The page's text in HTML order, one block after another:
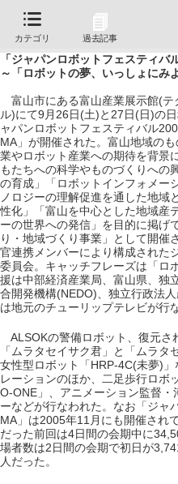
カテゴリ 過去記事
「ジャパンロボットフェスティ
～「ロボットの夢、いっしょにみ
富山市にある富山産業展示館(テ
ル)にて9月26日(土)と27日(日)の
ャパンロボットフェスティバル
MA」が開催された。富山地域の
業やロボット産業への期待を背景
もたちへの科学やものづくりへの
の育成」「ロボットインフォメー
ノロジーの理解促進を通した地域
性化」「富山を中心とした地域産
ーの世界への発信」を目的に掲げ
り・地域づくり事業」として開催
官連携メンバーにより構成された
委員会。キャッチフレーズは「ロ
援は中部経済産業局、富山県、独
合開発機構(NEDO)、独立行政法
は地元のチューリップテレビが行
ALSOKの警備ロボット、復元さ
「ムラタセイサク君」と「ムラ
女性型ロボット「HRP-4C(未夢)
レーションのほか、二足歩行ロボ
O-ONE」、アニメーション監督・
ーなどが行なわれた。なお「ジャ
MA」は2005年11月にも開催され
だった前回は4日間の会期中に
場者数は2日間の会期で初日が
人だった。